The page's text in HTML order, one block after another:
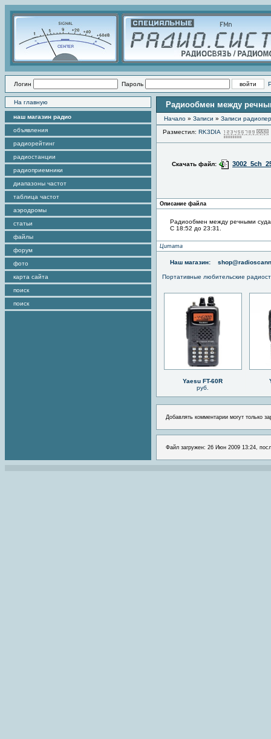
Логин Пароль
На главную
наш магазин радио
объявления
радиорейтинг
радиостанции
радиоприемники
диапазоны частот
таблица частот
аэродромы
статьи
файлы
форум
фото
карта сайта
поиск
поиск
Радиообмен между
Начало » Записи » Записи
Разместил: RK3DIA
Скачать файл:
Описание файла
Радиообмен между речными
С 18:52 до 23:31.
Цитата
Наш магазин:
Портативные любительские
Yaesu FT-60R
руб.
Добавлять комментарии могут только
Файл загружен: 26 Июн 2009 13:24,